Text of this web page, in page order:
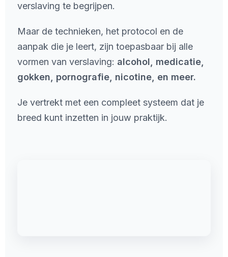
verslaving te begrijpen.
Maar de technieken, het protocol en de
aanpak die je leert, zijn toepasbaar bij alle
vormen van verslaving: alcohol, medicatie,
gokken, pornografie, nicotine, en meer.
Je vertrekt met een compleet systeem dat je
breed kunt inzetten in jouw praktijk.